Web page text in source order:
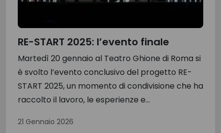
RE-START 2025: l’evento finale
Martedì 20 gennaio al Teatro Ghione di Roma si
è svolto l’evento conclusivo del progetto RE-
START 2025, un momento di condivisione che ha
raccolto il lavoro, le esperienze e...
21 Gennaio 2026